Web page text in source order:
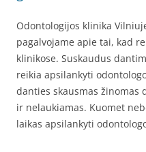
Odontologijos klinika
pagalvojame apie tai, kad
klinikose. Suskaudus
reikia apsilankyti
danties skausmas žinomas
ir nelaukiamas. Kuomet
laikas apsilankyti